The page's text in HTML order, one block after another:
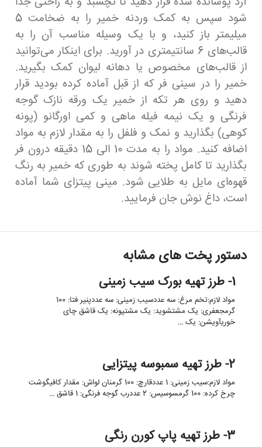
شود سپس به کمک وردنه خمیر را به ضخامت 5
میلیمتر باز کنید، و با یک وسیله مناسب آن را به
قالب‌های 6 سانتیمتری در آورید. برای اینکار می‌توانید
از قالب‌های مخصوص یا دهانه لیوان کمک بگیرید.
خمیر را در سینی فر که از قبل آماده کرده بودید قرار
دهید و روی هر تکه از خمیر یک ورقه نازک گوجه
فرنگی و یک نیمه فیله ماهی و کمی اورگانو (پونه
کوهی) بگذارید و نمک و فلفل را به مقدار لازم به مواد
اضافه کنید. مواد را به مدت 10 الی 15 دقیقه درون فر
بگذارید تا کامل پخته شوند به طوری که خمیر به رنگ
قهوه‌ای مایل به طلایی شود. مینی پیتزای شما آماده
است، داغ نوش جان فرمایید.
دستور پخت های مشابه
1- طرز تهیه بورک سیب زمینی
مواد لازم:تخم مرغ: سه عددسیب زمینی: سه عددپنیر فتا: 100
گرمجعفری: یک مشتشوید: یک مشتپونه: یک قاشق چای
خوریآویشن: یک …
2- طرز تهیه سمبوسه پیتزایی
مواد لازم:سیب زمینی: 1 عددقارچ: 100 گرمنان لواش: مقدار کافیگوشت
چرخ کرده: 100 گرمسوسیس: 2 عددرب گوجه فرنگی: 1 قاشق …
3- طرز تهیه پاپ کورن رنگی